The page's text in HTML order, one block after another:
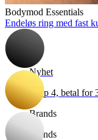
Shop titan
Nyhet
Kjøp 4, betal for
Brands
Brands
Bodymod Essentials
Endeløs ring med fast